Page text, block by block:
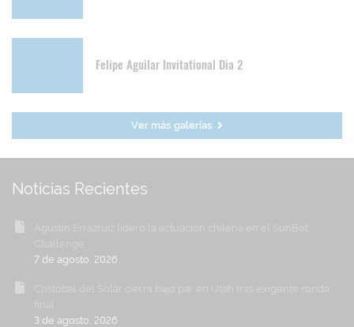
Felipe Aguilar Invitational Dia 2
Ver más galerías
Noticias Recientes
Agustín Errázruiz lideró la actuación chilena en el SunBet
Challenge
7 de agosto, 2026
Cristóbal del Solar cierra bajo par en Utah tras exigente ronda
final
3 de agosto, 2026